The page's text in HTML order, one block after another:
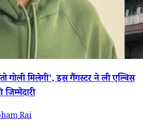
गोली मिलेगी', इस गैंगस्टर ने ली एल्विस
Rai